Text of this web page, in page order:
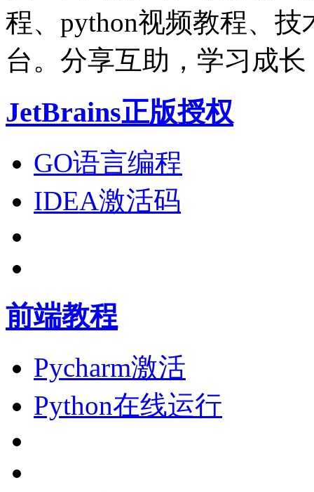
程、python视频教程、
台。分享互助，学习成长
JetBrains正版授权
GO语言编程
IDEA激活码
前端教程
Pycharm激活
Python在线运行